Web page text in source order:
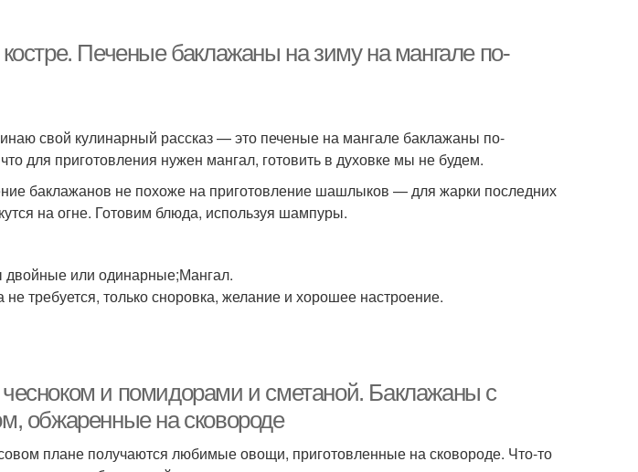
Печеные баклажаны на зиму на мангале по-
свой кулинарный рассказ — это печеные на мангале баклажаны по-
для приготовления нужен мангал, готовить в духовке мы не будем.
баклажанов не похоже на приготовление шашлыков — для жарки последних
на огне. Готовим блюда, используя шампуры.
или одинарные;Мангал.
требуется, только сноровка, желание и хорошее настроение.
и помидорами и сметаной. Баклажаны с
обжаренные на сковороде
плане получаются любимые овощи, приготовленные на сковороде. Что-то